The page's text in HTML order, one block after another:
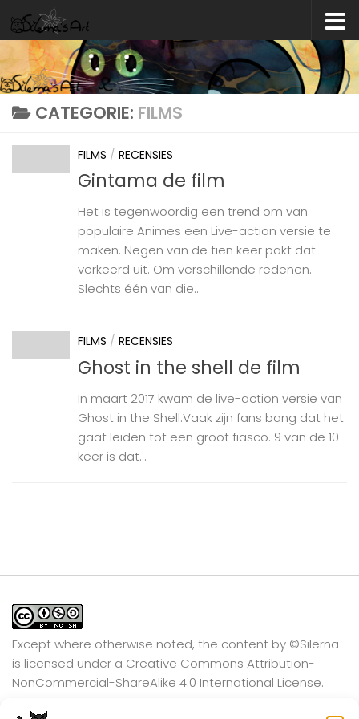
Skip to content
CATEGORIE: FILMS
FILMS / RECENSIES
Gintama de film
Het is tegenwoordig een trend om van
populaire Animes een Live-action versie te
maken. Negen van de tien keer pakt dat
verkeerd uit. Om verschillende redenen.
Slechts één van die...
FILMS / RECENSIES
Ghost in the shell de film
In maart 2017 kwam de live-action versie van
Ghost in the Shell.Vaak zijn fans bang dat het
gaat leiden tot een groot fiasco. 9 van de 10
keer is dat...
Except where otherwise noted, the content by ©Silerna
is licensed under a Creative Commons Attribution-
NonCommercial-ShareAlike 4.0 International License.